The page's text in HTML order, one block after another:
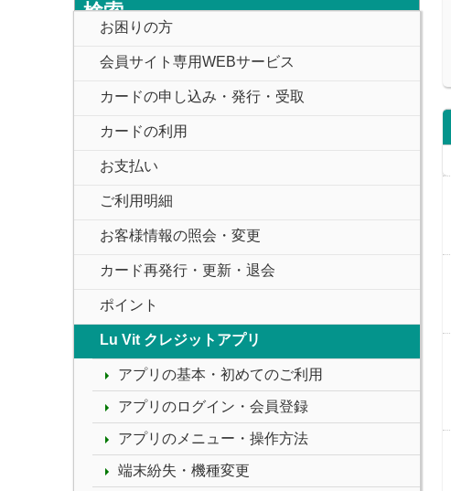
検索
お困りの方
会員サイト専用WEBサービス
カードの申し込み・発行・受取
カードの利用
お支払い
ご利用明細
お客様情報の照会・変更
カード再発行・更新・退会
ポイント
Lu Vit クレジットアプリ
アプリの基本・初めてのご利用
アプリのログイン・会員登録
アプリのメニュー・操作方法
端末紛失・機種変更